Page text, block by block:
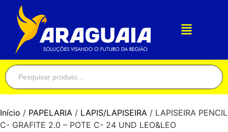
Início / PAPELARIA / LAPIS/LAPISEIRA / LAPISEIRA PENCIL
C- GRAFITE 2.0 – POTE C- 24 UND LEO&LEO